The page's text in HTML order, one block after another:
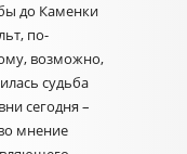
до Каменки
по-
возможно,
судьба
сегодня –
мнение